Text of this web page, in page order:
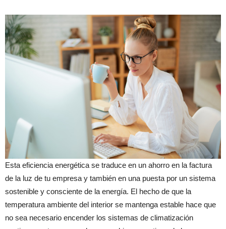
Esta eficiencia energética se traduce en un ahorro en la factura
de la luz de tu empresa y también en una puesta por un sistema
sostenible y consciente de la energía. El hecho de que la
temperatura ambiente del interior se mantenga estable hace que
no sea necesario encender los sistemas de climatización